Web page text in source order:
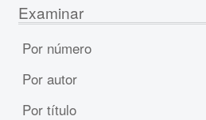
Examinar
Por número
Por autor
Por título